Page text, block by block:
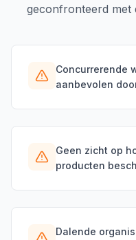
geconfronteerd met
Concurrerende
aanbevolen
Geen zicht op
producten
Dalende